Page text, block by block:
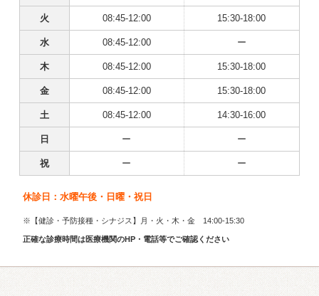
火 08:45-12:00 15:30-18:00
水 08:45-12:00 ー
木 08:45-12:00 15:30-18:00
金 08:45-12:00 15:30-18:00
土 08:45-12:00 14:30-16:00
日 ー ー
祝 ー ー
休診日：水曜午後・日曜・祝日
※【健診・予防接種・シナジス】月・火・木・金 14:00-15:30
正確な診療時間は医療機関のHP・電話等でご確認ください